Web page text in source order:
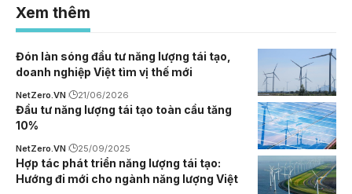
Xem thêm
Đón làn sóng đầu tư năng lượng tái tạo,
doanh nghiệp Việt tìm vị thế mới
NetZero.VN 21/06/2026
Đầu tư năng lượng tái tạo toàn cầu tăng
10%
NetZero.VN 25/09/2025
Hợp tác phát triển năng lượng tái tạo:
Hướng đi mới cho ngành năng lượng Việt